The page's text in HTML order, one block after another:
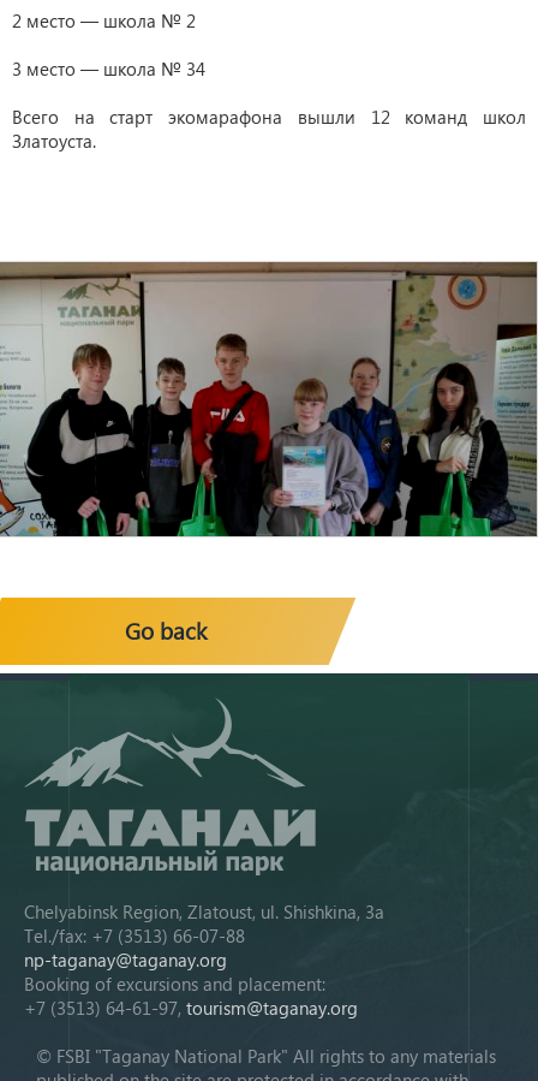
2 место — школа № 2
3 место — школа № 34
Всего на старт экомарафона вышли 12 команд школ
Златоуста.
Go back
Chelyabinsk Region, Zlatoust, ul. Shishkina, 3a
Tel./fax: +7 (3513) 66-07-88
np-taganay@taganay.org
Booking of excursions and placement:
+7 (3513) 64-61-97, tourism@taganay.org
© FSBI "Taganay National Park" All rights to any materials